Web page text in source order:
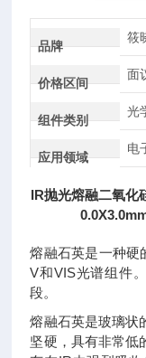
品牌
筱
价格区间
面
组件类别
光
应用领域
电
IR抛光熔融二氧化
熔融石英是一种硬
V和VIS光谱组件
段。
熔融石英是玻璃状
坚硬，具有非常低